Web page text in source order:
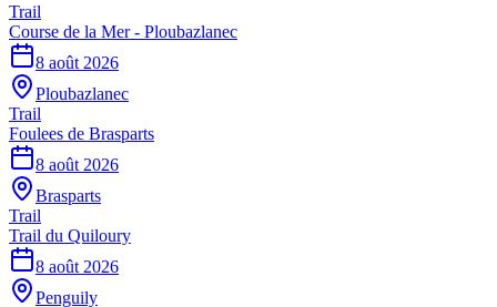
Trail
Course de la Mer - Ploubazlanec
8 août 2026
Ploubazlanec
Trail
Foulees de Brasparts
8 août 2026
Brasparts
Trail
Trail du Quiloury
8 août 2026
Penguily